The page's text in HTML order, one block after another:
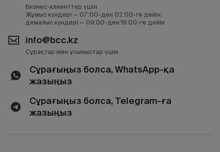
Бизнес-клиенттер үшін
Жұмыс күндері — 07:00-ден 02:00-ге дейін;
демалыс күндері — 09:00-ден 19:00-ге дейін
info@bcc.kz
Сұрақтар мен ұсыныстар үшін
Сұрағыңыз болса, WhatsApp-қа
жазыңыз
Сұрағыңыз болса, Telegram-ға
жазыңыз